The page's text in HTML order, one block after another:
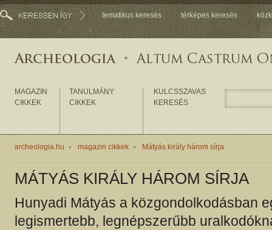
tematikus keresés térképes keresés
MAGAZIN
CIKKEK
TANULMÁNY
CIKKEK
KULCSSZAVAS
KERESÉS
archeologia.hu magazin cikkek Mátyás király három sírja
MÁTYÁS KIRÁLY HÁROM SÍRJA
Hunyadi Mátyás a közgondolkodásban
legismertebb, legnépszerűbb